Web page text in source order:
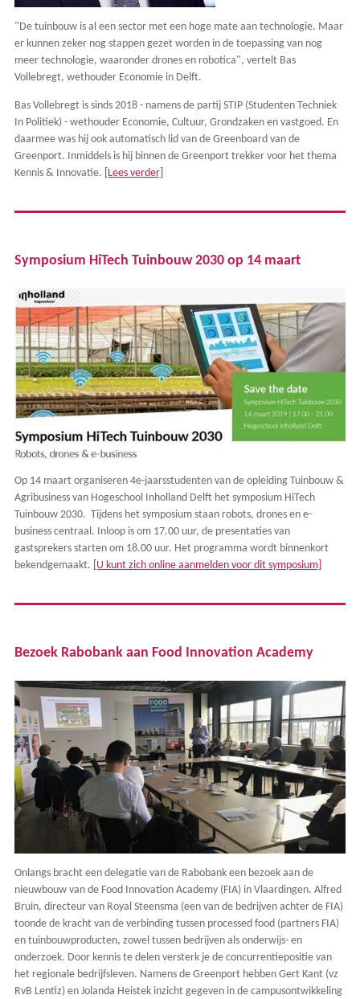
"De tuinbouw is al een sector met een hoge mate aan technologie. Maar
er kunnen zeker nog stappen gezet worden in de toepassing van nog
meer technologie, waaronder drones en robotica", vertelt Bas
Vollebregt, wethouder Economie in Delft.
Bas Vollebregt is sinds 2018 - namens de partij STIP (Studenten Techniek
In Politiek) - wethouder Economie, Cultuur, Grondzaken en vastgoed. En
daarmee was hij ook automatisch lid van de Greenboard van de
Greenport. Inmiddels is hij binnen de Greenport trekker voor het thema
Kennis & Innovatie.
[Lees verder]
Symposium HiTech Tuinbouw 2030 op 14 maart
Op 14 maart organiseren 4e-jaarsstudenten van de opleiding Tuinbouw &
Agribusiness van Hogeschool Inholland Delft het symposium HiTech
Tuinbouw 2030. Tijdens het symposium staan robots, drones en e-
business centraal. Inloop is om 17.00 uur, de presentaties van
gastsprekers starten om 18.00 uur. Het programma wordt binnenkort
bekendgemaakt. [U kunt zich online aanmelden voor dit symposium]
Bezoek Rabobank aan Food Innovation Academy
Onlangs bracht een delegatie van de Rabobank een bezoek aan de
nieuwbouw van de Food Innovation Academy (FIA) in Vlaardingen. Alfred
Bruin, directeur van Royal Steensma (een van de bedrijven achter de FIA)
toonde de kracht van de verbinding tussen processed food (partners FIA)
en tuinbouwproducten, zowel tussen bedrijven als onderwijs- en
onderzoek. Door kennis te delen versterk je de concurrentiepositie van
het regionale bedrijfsleven. Namens de Greenport hebben Gert Kant (vz
RvB Lentiz) en Jolanda Heistek inzicht gegeven in de campusontwikkeling